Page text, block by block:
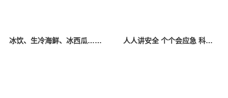
冰饮、生冷海鲜、冰西瓜……泉州人夏季“标配”饮食极易引发胃肠炎 人人讲安全 个个会应急 科学应对防震避险